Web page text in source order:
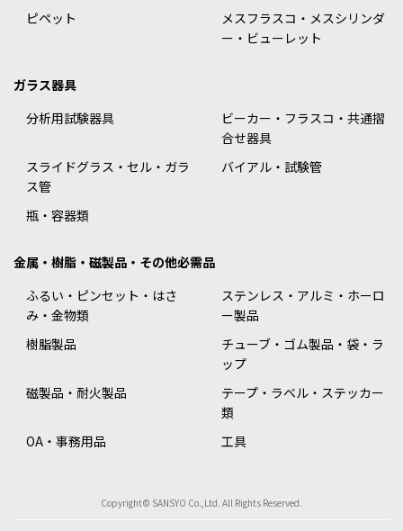
ピペット
メスフラスコ・メスシリンダ
ー・ビューレット
ガラス器具
分析用試験器具
ビーカー・フラスコ・共通摺
合せ器具
スライドグラス・セル・ガラ
ス管
バイアル・試験管
瓶・容器類
金属・樹脂・磁製品・その他必需品
ふるい・ピンセット・はさ
み・金物類
ステンレス・アルミ・ホーロ
ー製品
樹脂製品
チューブ・ゴム製品・袋・ラ
ップ
磁製品・耐火製品
テープ・ラベル・ステッカー
類
OA・事務用品
工具
Copyright© SANSYO Co.,Ltd. All Rights Reserved.